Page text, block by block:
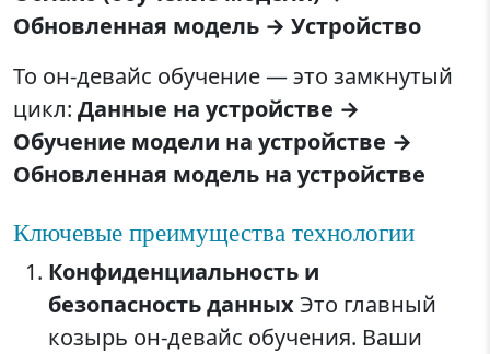
Обновленная модель → Устройство
То он-девайс обучение — это замкнутый
цикл: Данные на устройстве →
Обучение модели на устройстве →
Обновленная модель на устройстве
Ключевые преимущества технологии
Конфиденциальность и
безопасность данныхЭто главный
козырь он-девайс обучения. Ваши